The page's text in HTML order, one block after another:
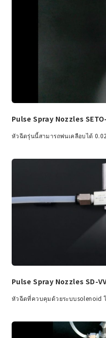
Pulse Spray Nozzles
หัวฉีดรุ่นนี้สามารถพ่นเคลือบได้
Pulse Spray Nozzles SD-
หัวฉีดที่ควบคุมด้วยระบบsolenoid